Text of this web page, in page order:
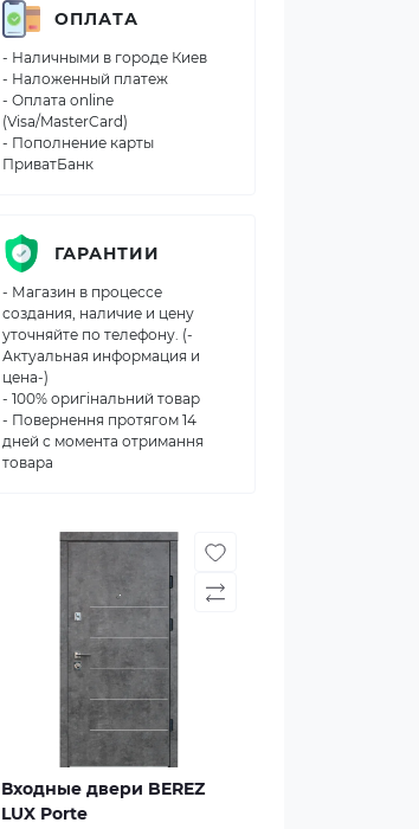
ОПЛАТА
- Наличными в городе Киев
- Наложенный платеж
- Оплата online
(Visa/MasterCard)
- Пополнение карты
ПриватБанк
ГАРАНТИИ
- Магазин в процессе
создания, наличие и цену
уточняйте по телефону. (-
Актуальная информация и
цена-)
- 100% оригінальний товар
- Повернення протягом 14
дней с момента отримання
товара
Входные двери BEREZ
LUX Porte